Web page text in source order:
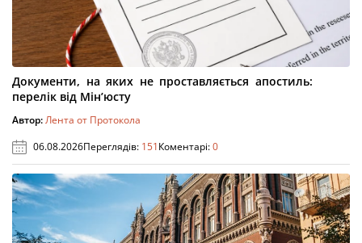
Документи, на яких не проставляється апостиль:
перелік від Мін’юсту
Автор:Лента от Протокола
06.08.2026Переглядів: 151Коментарі:0